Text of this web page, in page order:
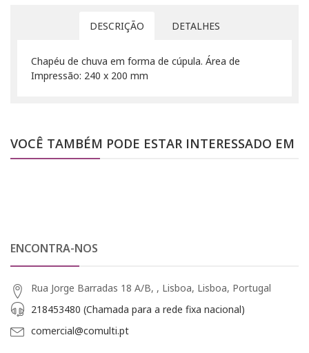
DESCRIÇÃO DETALHES
Chapéu de chuva em forma de cúpula. Área de
Impressão: 240 x 200 mm
VOCÊ TAMBÉM PODE ESTAR INTERESSADO EM
ENCONTRA-NOS
Rua Jorge Barradas 18 A/B, , Lisboa, Lisboa, Portugal
218453480 (Chamada para a rede fixa nacional)
comercial@comulti.pt